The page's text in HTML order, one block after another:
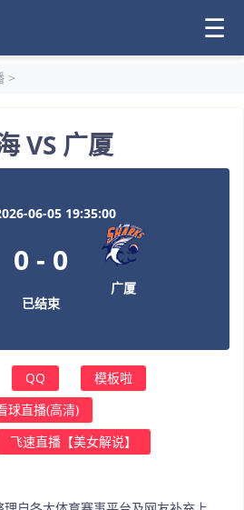
☰
>
VS 广厦
06-05 19:35:00
0 - 0
已结束
广厦
QQ
模板啦
球直播(高清)
飞速直播【美女解说】